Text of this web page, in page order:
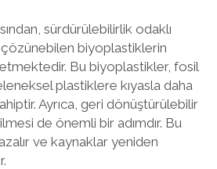
sürdürülebilirlik odaklı
biyoplastiklerin
etmektedir. Bu biyoplastikler, fosil
plastiklere kıyasla daha
Ayrıca, geri dönüştürülebilir
de önemli bir adımdır. Bu
ve kaynaklar yeniden